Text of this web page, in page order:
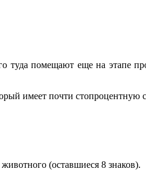
помещают еще на этапе
имеет почти
(оставшиеся 8 знаков).